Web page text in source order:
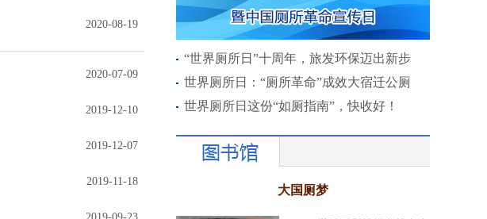
2020-08-19
2020-07-09
2019-12-10
2019-12-07
2019-11-18
“世界厕所日”十周年，旅发环保迈出新步
世界厕所日：“厕所革命”成效大宿迁公厕
世界厕所日这份“如厕指南”，快收好！
大国厕梦